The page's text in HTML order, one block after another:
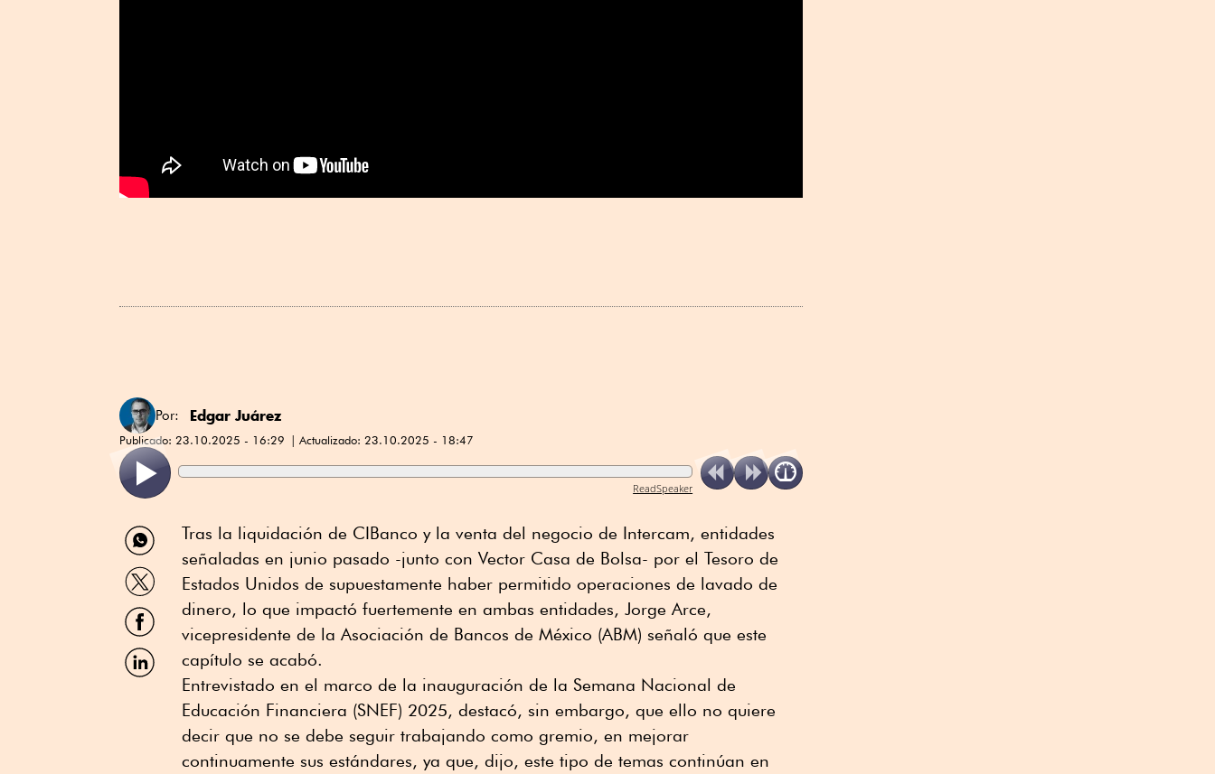
Por: Edgar Juárez
Publicado: 23.10.2025 - 16:29 Actualizado: 23.10.2025 - 18:47
ReadSpeaker
Compartir
por
WhatsApp
Compartir
por
Twitter
Compartir
por
Facebook
Compartir
por
Tras la liquidación de CIBanco y la venta del negocio de Intercam, entidades
señaladas en junio pasado -junto con Vector Casa de Bolsa- por el Tesoro de
Estados Unidos de supuestamente haber permitido operaciones de lavado de
dinero, lo que impactó fuertemente en ambas entidades, Jorge Arce,
vicepresidente de la Asociación de Bancos de México (ABM) señaló que este
capítulo se acabó.
Entrevistado en el marco de la inauguración de la Semana Nacional de
Educación Financiera (SNEF) 2025, destacó, sin embargo, que ello no quiere
decir que no se debe seguir trabajando como gremio, en mejorar
continuamente sus estándares, ya que, dijo, este tipo de temas continúan en